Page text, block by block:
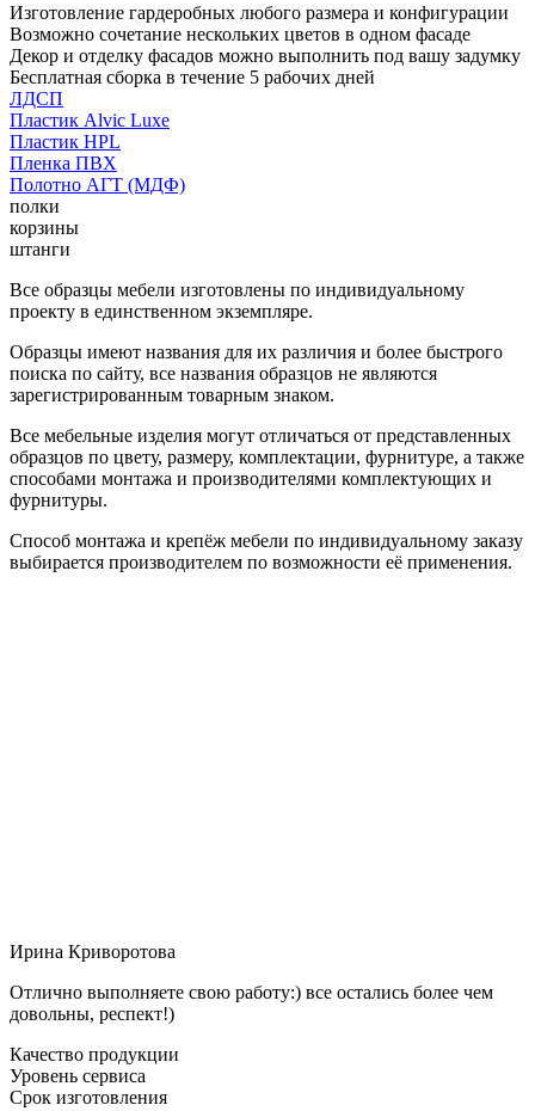
Изготовление гардеробных любого размера и конфигурации
Возможно сочетание нескольких цветов в одном фасаде
Декор и отделку фасадов можно выполнить под вашу задумку
Бесплатная сборка в течение 5 рабочих дней
ЛДСП
Пластик Alvic Luxe
Пластик HPL
Пленка ПВХ
Полотно АГТ (МДФ)
полки
корзины
штанги
Все образцы мебели изготовлены по индивидуальному
проекту в единственном экземпляре.
Образцы имеют названия для их различия и более быстрого
поиска по сайту, все названия образцов не являются
зарегистрированным товарным знаком.
Все мебельные изделия могут отличаться от представленных
образцов по цвету, размеру, комплектации, фурнитуре, а также
способами монтажа и производителями комплектующих и
фурнитуры.
Способ монтажа и крепёж мебели по индивидуальному заказу
выбирается производителем по возможности её применения.
Ирина Криворотова
Отлично выполняете свою работу:) все остались более чем
довольны, респект!)
Качество продукции
Уровень сервиса
Срок изготовления